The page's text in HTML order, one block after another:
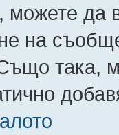
можете да
на
така,